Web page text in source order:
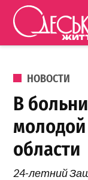
Перейти к
НОВОСТИ
В
области
24-летний